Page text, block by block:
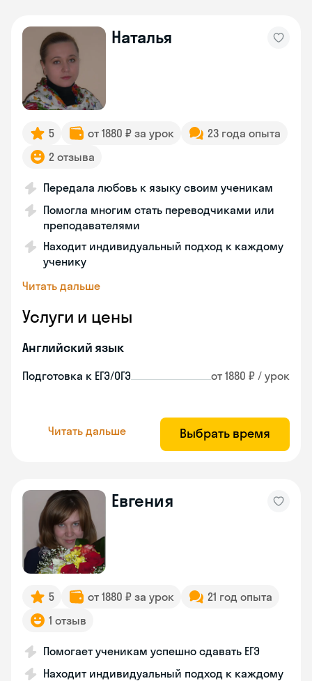
Наталья
5 от 1880 ₽ за урок
23 года опыта
2 отзыва
Передала любовь к языку своим ученикам
Помогла многим стать переводчиками или
преподавателями
Находит индивидуальный подход к каждому
ученику
Читать дальше
Услуги и цены
Английский язык
Подготовка к ЕГЭ/ОГЭ от 1880 ₽ / урок
Читать дальше Выбрать время
Евгения
5 от 1880 ₽ за урок
21 год опыта
1 отзыв
Помогает ученикам успешно сдавать ЕГЭ
Находит индивидуальный подход к каждому